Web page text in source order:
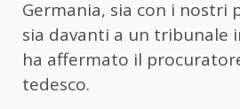
Germania, sia con i nostri
sia davanti a un tribunale
ha affermato il
tedesco.